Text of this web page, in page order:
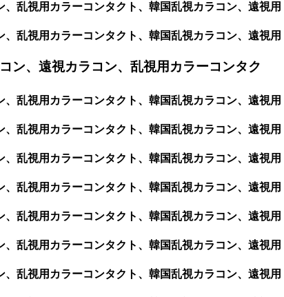
乱視用カラーコンタクト、韓国乱視カラコン、遠視用
乱視用カラーコンタクト、韓国乱視カラコン、遠視用
ン、遠視カラコン、乱視用カラーコンタク
乱視用カラーコンタクト、韓国乱視カラコン、遠視用
乱視用カラーコンタクト、韓国乱視カラコン、遠視用
乱視用カラーコンタクト、韓国乱視カラコン、遠視用
乱視用カラーコンタクト、韓国乱視カラコン、遠視用
乱視用カラーコンタクト、韓国乱視カラコン、遠視用
乱視用カラーコンタクト、韓国乱視カラコン、遠視用
乱視用カラーコンタクト、韓国乱視カラコン、遠視用